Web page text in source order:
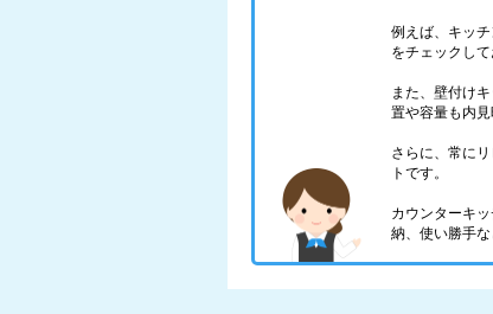
例えば、キッ
をチェックして
また、壁付け
置や容量も内見
さらに、常に
トです。
カウンターキ
納、使い勝手